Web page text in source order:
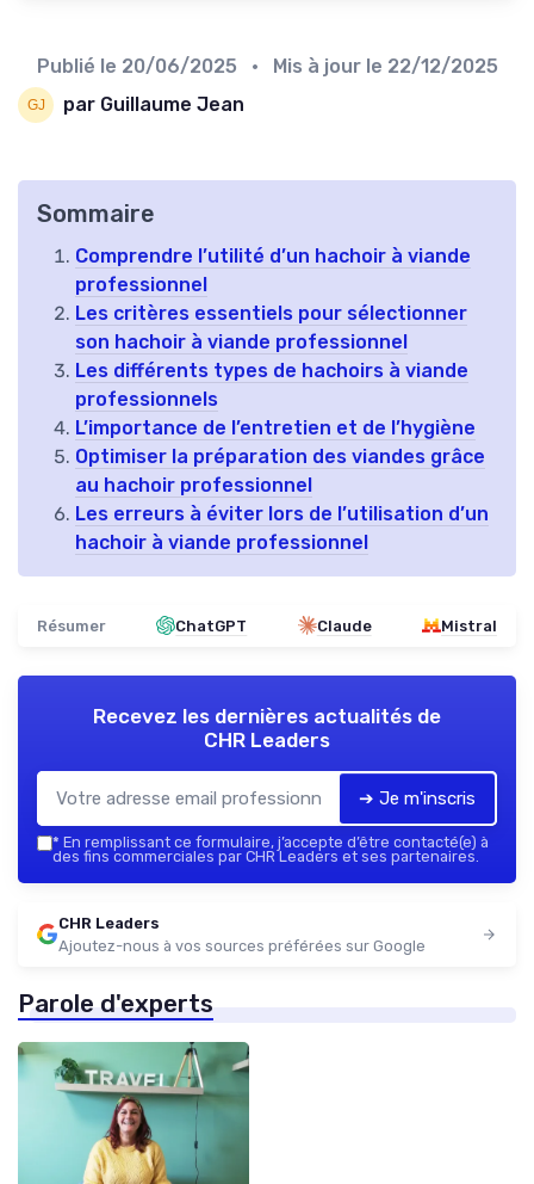
Publié le 20/06/2025 • Mis à jour le 22/12/2025
par Guillaume Jean
Sommaire
Comprendre l’utilité d’un hachoir à viande
professionnel
Les critères essentiels pour sélectionner
son hachoir à viande professionnel
Les différents types de hachoirs à viande
professionnels
L’importance de l’entretien et de l’hygiène
Optimiser la préparation des viandes grâce
au hachoir professionnel
Les erreurs à éviter lors de l’utilisation d’un
hachoir à viande professionnel
Résumer ChatGPT Claude Mistral
Recevez les dernières actualités de
CHR Leaders
➔ Je m'inscris
* En remplissant ce formulaire, j’accepte d’être contacté(e) à
des fins commerciales par CHR Leaders et ses partenaires.
CHR Leaders
Ajoutez-nous à vos sources préférées sur Google
Parole d'experts